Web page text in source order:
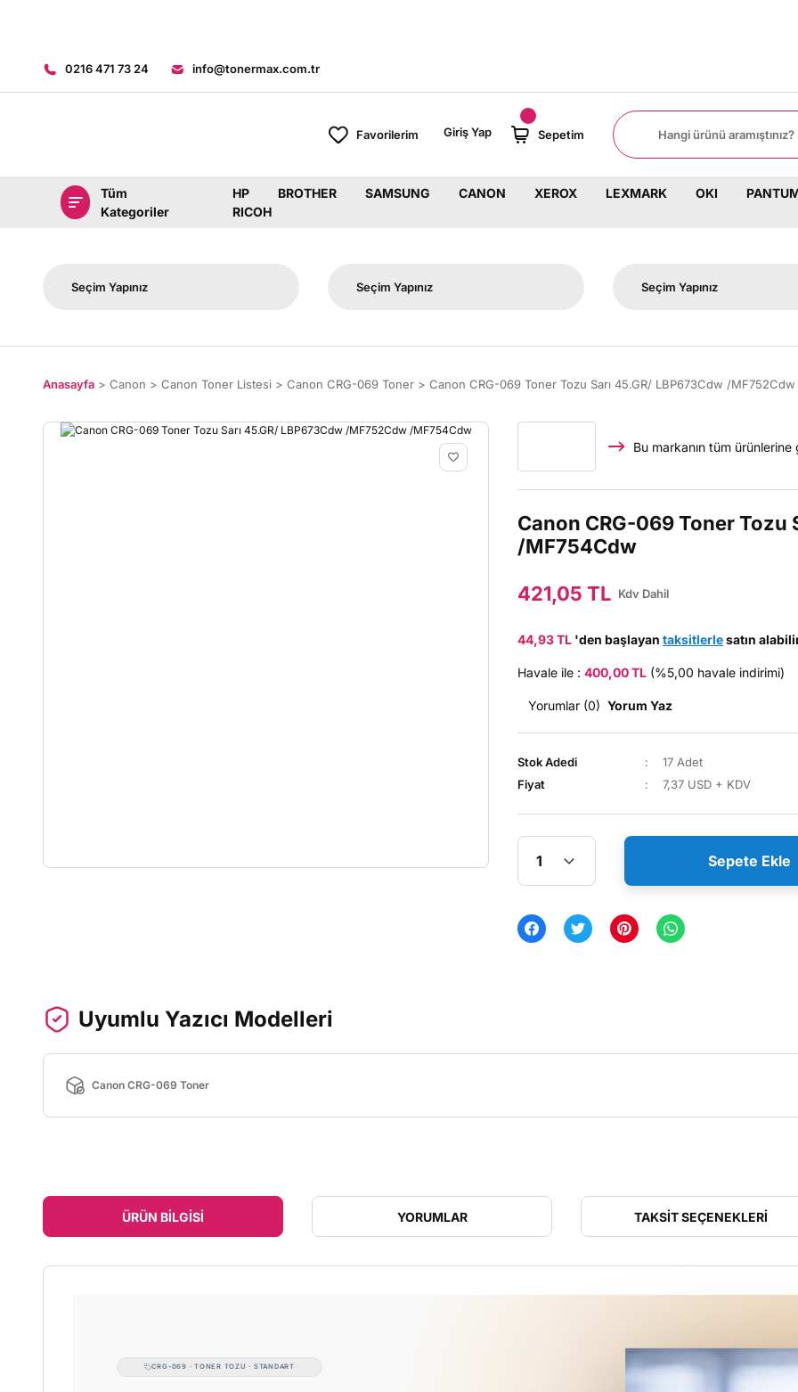
0216 471 73 24 info@tonermax.com.tr
Favorilerim Giriş Yap Sepetim
Tüm
Kategoriler
HP BROTHER SAMSUNG CANON XEROX LEXMARK OKI
RICOH
Anasayfa Canon Canon Toner Listesi Canon CRG-069 Toner Canon CRG-069 Toner Tozu Sarı 45.GR/ LBP673Cdw /
Bu markanın tüm ürünlerine
Canon CRG-069 Toner Tozu
/MF754Cdw
421,05 TL Kdv Dahil
44,93 TL 'den başlayan taksitlerlesatın
Havale ile : 400,00 TL (%5,00 havale indirimi)
Yorumlar (0) Yorum Yaz
Stok Adedi
17 Adet
Fiyat
7,37 USD + KDV
Sepete Ekle
Uyumlu Yazıcı Modelleri
Canon CRG-069 Toner
ÜRÜN BILGISI YORUMLAR TAKSIT SEÇENEKLERI
CRG-069 · TONER TOZU · STANDART